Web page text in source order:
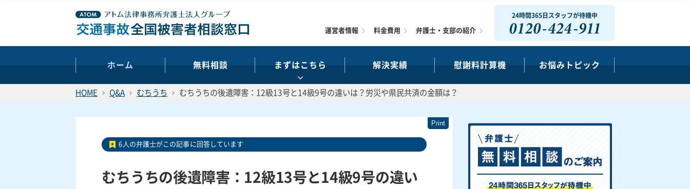
24時間365日スタッフが待機中
0120-424-911
ホーム 無料相談 まずはこちら 解決実績 慰謝料計算機 お悩みトピック
運営者情報 料金費用 弁護士・支部の紹介
HOME Q&A むちうち むちうちの後遺障害：12級13号と14級9号の違いは？労災や県民共済の金額は？
6人の弁護士がこの記事に回答しています
むちうちの後遺障害：12級13号と14級9号の違い